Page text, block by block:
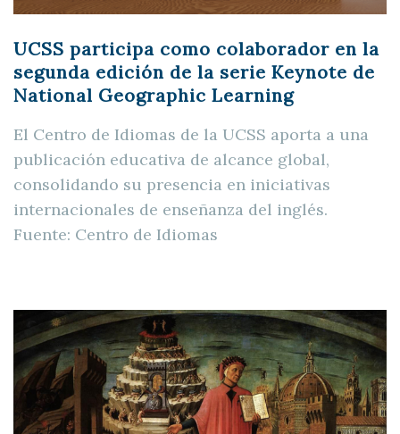
UCSS participa como colaborador en la
segunda edición de la serie Keynote de
National Geographic Learning
El Centro de Idiomas de la UCSS aporta a una
publicación educativa de alcance global,
consolidando su presencia en iniciativas
internacionales de enseñanza del inglés.
Fuente: Centro de Idiomas